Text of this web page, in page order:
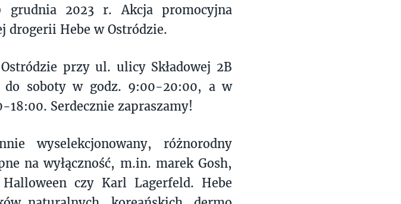
2023 r. Akcja promocyjna
drogerii Hebe w Ostródzie.
przy ul. ulicy Składowej 2B
do soboty w godz. 9:00-20:00, a w
Serdecznie zapraszamy!
wyselekcjonowany, różnorodny
na wyłączność, m.in. marek Gosh,
czy Karl Lagerfeld. Hebe